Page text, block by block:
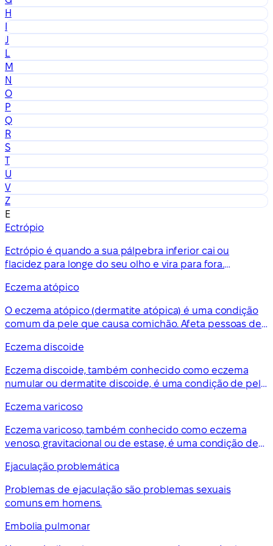
H
I
J
L
M
N
O
P
Q
R
S
T
U
V
Z
E
Ectrópio
Ectrópio é quando a sua pálpebra inferior cai ou
flacidez para longe do seu olho e vira para fora.
Eczema atópico
O eczema atópico (dermatite atópica) é uma condição
comum da pele que causa comichão. Afeta pessoas de
pequenas. Não tem cura, mas o tratamento pode ajudar
a controlar os sintomas.
Eczema discoide
Eczema discoide, também conhecido como eczema
numular ou dermatite discoide, é uma condição de pele
com comichão, inchada e rachada em manchas
circulares ou ovais.
Eczema varicoso
Eczema varicoso, também conhecido como eczema
venoso, gravitacional ou de estase, é uma condição de
comum em pessoas com varizes.
Ejaculação problemática
Problemas de ejaculação são problemas sexuais
comuns em homens.
Embolia pulmonar